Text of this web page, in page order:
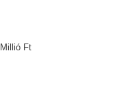
Millió Ft